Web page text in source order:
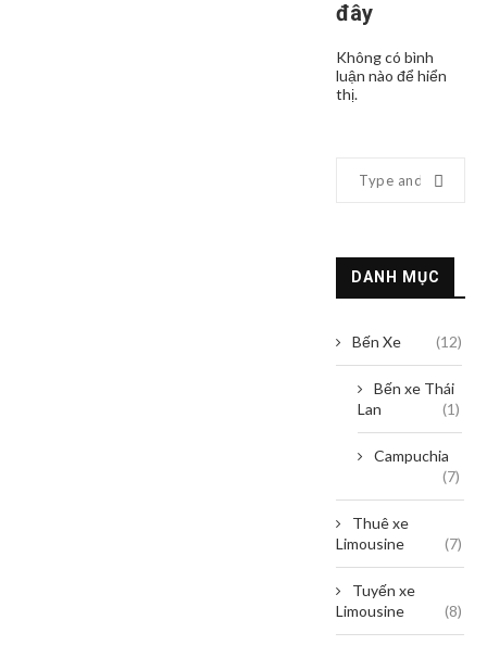
đây
Không có bình
luận nào để hiển
thị.
DANH MỤC
Bến Xe (12)
Bến xe Thái
Lan
(1)
Campuchia
(7)
Thuê xe
Limousine
(7)
Tuyến xe
Limousine
(8)